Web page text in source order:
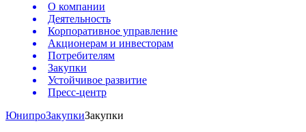
О компании
Деятельность
Корпоративное управление
Акционерам и инвесторам
Потребителям
Закупки
Устойчивое развитие
Пресс-центр
ЮнипроЗакупкиЗакупки